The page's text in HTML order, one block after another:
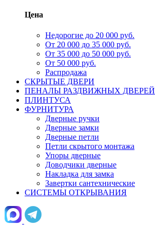
Цена
Недорогие до 20 000 руб.
От 20 000 до 35 000 руб.
От 35 000 до 50 000 руб.
От 50 000 руб.
Распродажа
СКРЫТЫЕ ДВЕРИ
ПЕНАЛЫ РАЗДВИЖНЫХ ДВЕРЕЙ
ПЛИНТУСА
ФУРНИТУРА
Дверные ручки
Дверные замки
Дверные петли
Петли скрытого монтажа
Упоры дверные
Доводчики дверные
Накладка для замка
Завертки сантехнические
СИСТЕМЫ ОТКРЫВАНИЯ